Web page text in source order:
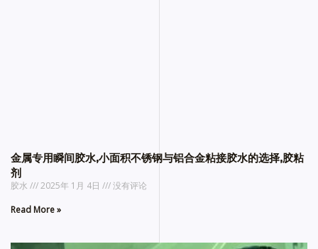
金属专用瞬间胶水,小面积不锈钢与铝合金粘接胶水的选择,胶粘
剂
胶水 2025年 1月 4日
没有评论
Read More »